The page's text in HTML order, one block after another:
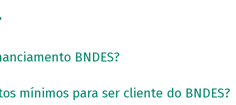
BNDES?
mínimos para ser cliente do BNDES?